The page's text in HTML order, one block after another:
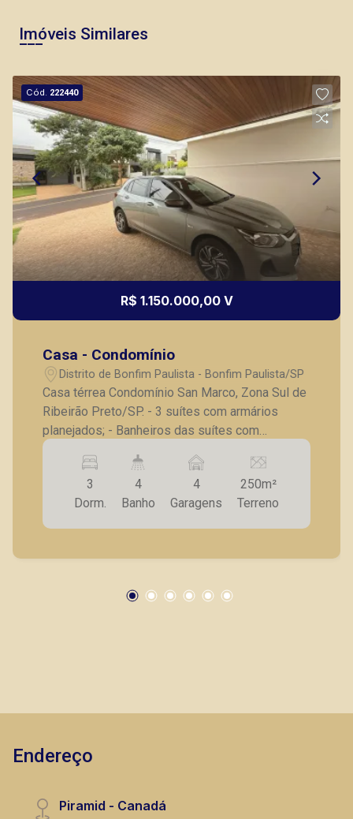
Imóveis Similares
Cód. 222440
R$ 1.150.000,00 V
Casa - Condomínio
Distrito de Bonfim Paulista - Bonfim Paulista/SP
Casa térrea Condomínio San Marco, Zona Sul de
Ribeirão Preto/SP. - 3 suítes com armários
planejados; - Banheiros das suítes com
armários, espelhos e box blindex, fino
acabamento; - Sala para 2 ambientes; - Cozinha/
Área gourmet com balcão em granito, depurador,
cooktop, armários planejador e churrasqueira
elétrica; - Cozinha e área gourmet integradas a
chuveirão; - Lavanderia planejada; - Pequena
jardim; - 4 vagas de garagem, sendo 2 cobertas;
segurança, em locação, vendas de imóveis
lançamentos da cidade de Ribeirão Preto.
3
Dorm.
4
Banho
4
Garagens
250m²
Terreno
Endereço
Piramid - Canadá